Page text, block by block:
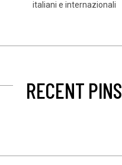
italiani e internazionali
RECENT PINS